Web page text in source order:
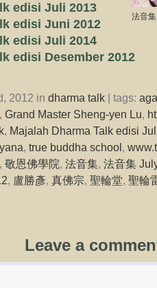
法音集
edisi Juli 2013
edisi Juni 2012
edisi Juli 2014
edisi Desember 2012
2012 in dharma talk | tags:
, Grand Master Sheng-yen Lu,
, Majalah Dharma Talk edisi
, true buddha school,
, 敬恩佛學院, 法音集, 法音集
, 盧勝彥, 真佛宗, 聖輪堂, 聖輪
Leave a